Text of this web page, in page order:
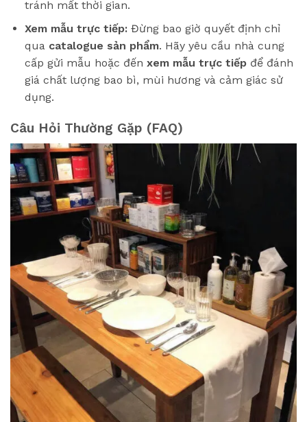
tránh mất thời gian.
Xem mẫu trực tiếp:Đừng bao giờ quyết định chỉ
qua catalogue sản phẩm. Hãy yêu cầu nhà cung
cấp gửi mẫu hoặc đến xem mẫu trực tiếpđể đánh
giá chất lượng bao bì, mùi hương và cảm giác sử
dụng.
Câu Hỏi Thường Gặp (FAQ)